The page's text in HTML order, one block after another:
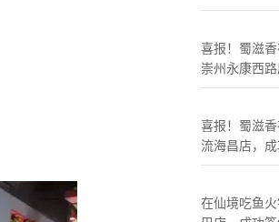
喜报！蜀滋
崇州永康西路
喜报！蜀滋
流海昌店，成
在仙境吃鱼